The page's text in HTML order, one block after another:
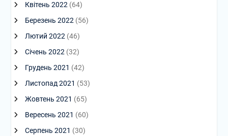
Квітень 2022(64)
Березень 2022(56)
Лютий 2022(46)
Січень 2022(32)
Грудень 2021 (42)
Листопад 2021 (53)
Жовтень 2021 (65)
Вересень 2021 (60)
Серпень 2021 (30)